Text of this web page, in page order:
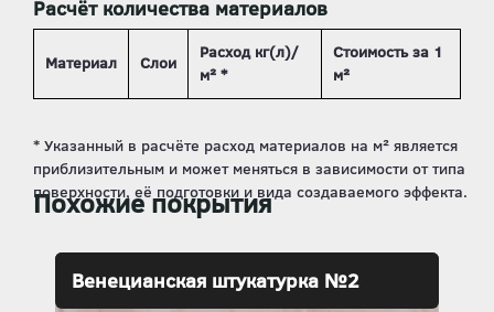
Расчёт количества материалов
Материал Слои
Расход кг(л)/
м² *
Стоимость за 1
м²
Похожие покрытия
Венецианская штукатурка №2